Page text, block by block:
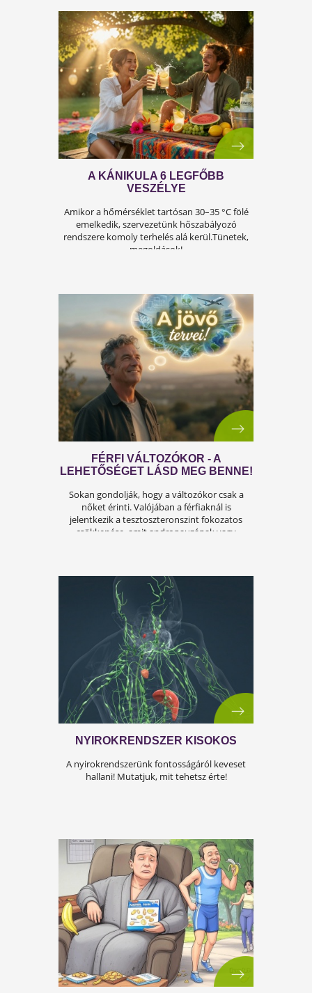
OKAI, TÜNETEI ÉS LEHETSÉGES
MEGOLDÁSAI
A férfiasság, vagy más néven a szexuális
teljesítmény, sok férfi számára központi
az életben. Nem csupán a testi egészséget,
hanem az önbecsülést is befolyásolja.
ÍGY KERÜLD EL AZ
ISKOLAKEZDÉSI ŐRÜLETET!
Az iskolakezdés sok családban nem
örömteli új kezdet, hanem egy stresszes
átállás. Ugyanakkor lehet jól csinálni!
Olvass tovább a tippekért!